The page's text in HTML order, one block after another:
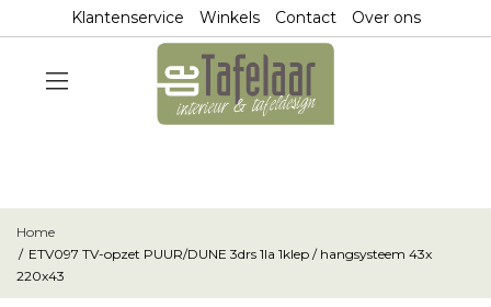
Klantenservice Winkels Contact Over ons
Home
ETV097 TV-opzet PUUR/DUNE 3drs 1la 1klep / hangsysteem 43x
220x43